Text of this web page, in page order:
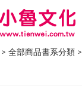
> 全部商品書系分類 >